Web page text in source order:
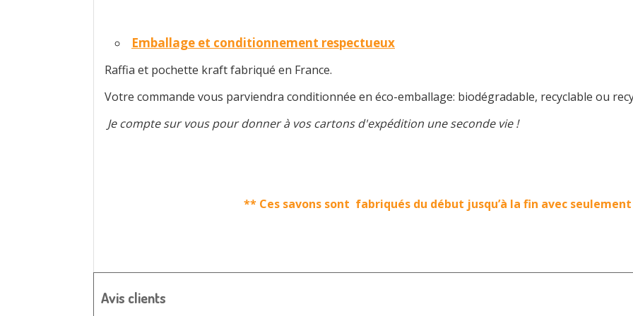
Emballage et conditionnement respectueux
Raffia et pochette kraft fabriqué en France.
Votre commande vous parviendra conditionnée en éco-emballage: biodégradable, recyclable ou
Je compte sur vous pour donner à vos cartons d'expédition une seconde vie !
** Ces savons sont fabriqués du début jusqu’à la fin avec
Avis clients